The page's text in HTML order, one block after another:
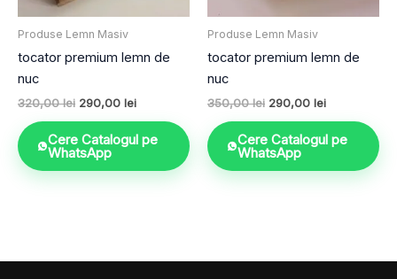
Produse Lemn Masiv
tocator premium lemn de
nuc
320,00lei 290,00 lei
Cere Catalogul pe
WhatsApp
Produse Lemn Masiv
tocator premium lemn de
nuc
350,00lei 290,00 lei
Cere Catalogul pe
WhatsApp